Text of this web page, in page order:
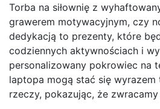
Torba na siłownię z
grawerem motywacyjnym, czy
dedykacją to prezenty, które
codziennych aktywnościach i
personalizowany pokrowiec na
laptopa mogą stać się wyrazem
rzeczy, pokazując, że